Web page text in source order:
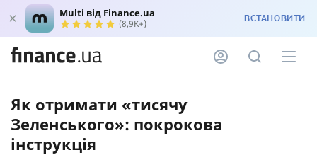
Multi від Finance.ua
(8,9K+) ВСТАНОВИТИ
Як отримати «тисячу
Зеленського»: покрокова
інструкція